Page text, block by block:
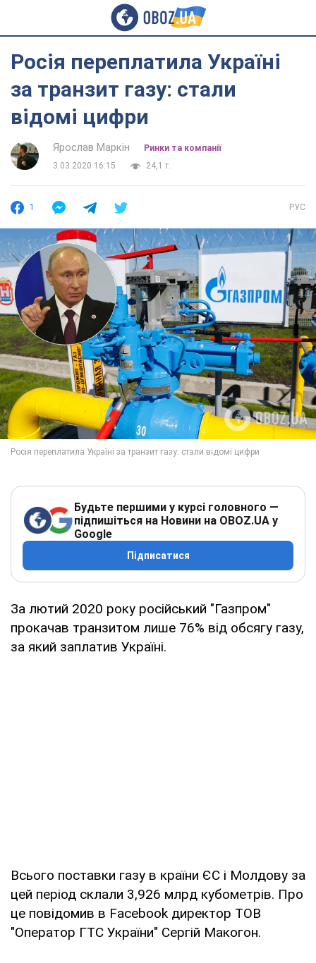
Росія переплатила Україні
за транзит газу: стали
відомі цифри
Ярослав Маркін
Ринки та компанії
3.03.2020 16:15
24,1 т.
1 РУС
Будьте першими у курсі головного —
підпишіться на Новини на OBOZ.UA у
Google
Підписатися
За лютий 2020 року російський "Газпром"
прокачав транзитом лише 76% від обсягу газу,
за який заплатив Україні.
Всього поставки газу в країни ЄС і Молдову за
цей період склали 3,926 млрд кубометрів. Про
це повідомив в Facebook директор ТОВ
"Оператор ГТС України" Сергій Макогон.